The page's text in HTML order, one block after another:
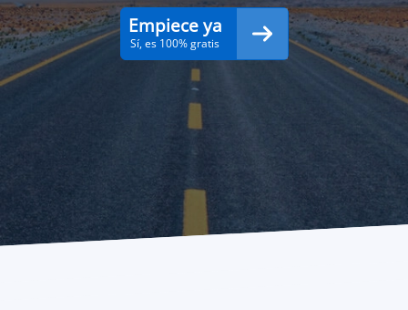
Empiece ya
Sí, es 100% gratis